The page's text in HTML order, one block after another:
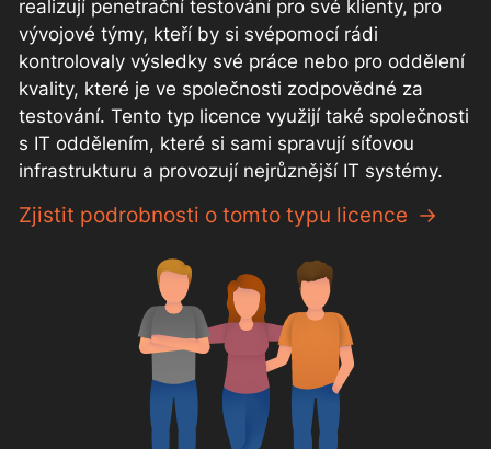
realizují penetrační testování pro své klienty, pro
vývojové týmy, kteří by si svépomocí rádi
kontrolovaly výsledky své práce nebo pro oddělení
kvality, které je ve společnosti zodpovědné za
testování. Tento typ licence využijí také společnosti
s IT oddělením, které si sami spravují síťovou
infrastrukturu a provozují nejrůznější IT systémy.
Zjistit podrobnosti o tomto typu licence